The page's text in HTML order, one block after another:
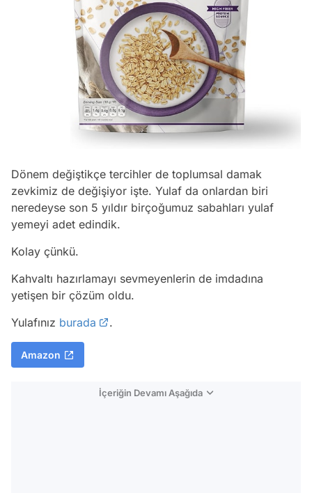
Dönem değiştikçe tercihler de toplumsal damak
zevkimiz de değişiyor işte. Yulaf da onlardan biri
neredeyse son 5 yıldır birçoğumuz sabahları yulaf
yemeyi adet edindik.
Kolay çünkü.
Kahvaltı hazırlamayı sevmeyenlerin de imdadına
yetişen bir çözüm oldu.
Yulafınız burada .
Amazon
İçeriğin Devamı Aşağıda